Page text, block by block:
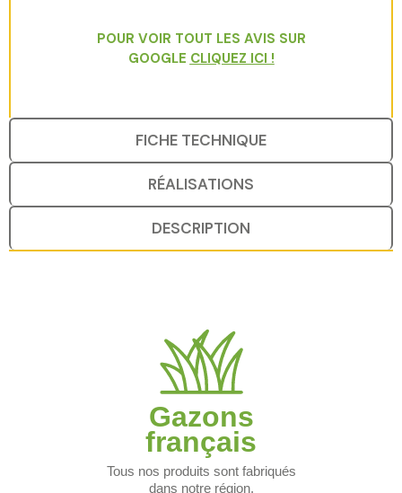
POUR VOIR TOUT LES AVIS SUR
GOOGLE CLIQUEZ ICI !
FICHE TECHNIQUE
RÉALISATIONS
DESCRIPTION
Gazons
français
Tous nos produits sont fabriqués
dans notre région.